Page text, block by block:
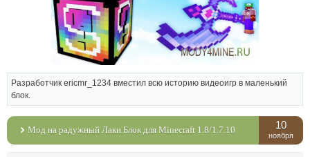
Разработчик ericmr_1234 вместил всю историю видеоигр в маленький
блок.
Мод на радужный Лаки Блок для Minecraft 1.8/1.7.10 10
ноября